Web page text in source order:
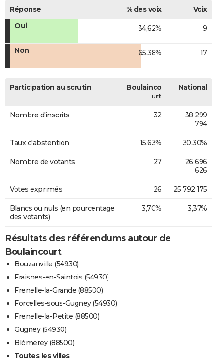
Réponse % des voix
Voix
Oui
34,62% 9
Non 65,38% 17
Participation au scrutin
Boulainco
urt
National
Nombre d'inscrits 32
38 299
794
Taux d'abstention 15,63% 30,30%
Nombre de votants 27
26 696
626
Votes exprimés 26 25 792 175
Blancs ou nuls (en pourcentage
des votants)
3,70% 3,37%
Résultats des référendums autour de
Boulaincourt
Bouzanville (54930)
Fraisnes-en-Saintois (54930)
Frenelle-la-Grande (88500)
Forcelles-sous-Gugney (54930)
Frenelle-la-Petite (88500)
Gugney (54930)
Blémerey (88500)
Toutes les villes